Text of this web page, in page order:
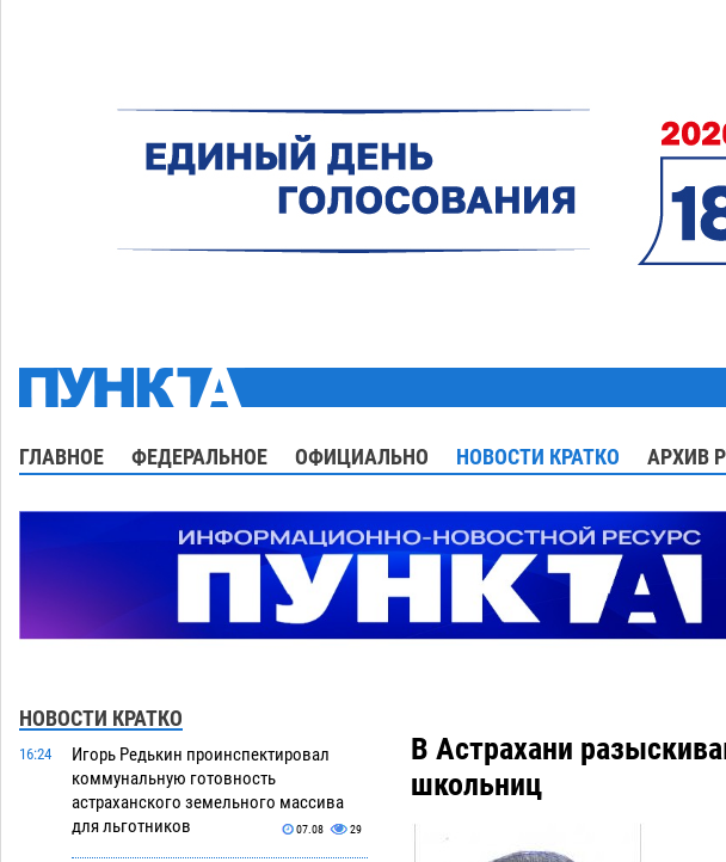
ГЛАВНОЕ ФЕДЕРАЛЬНОЕ ОФИЦИАЛЬНО НОВОСТИ КРАТКО АРХИВ
НОВОСТИ КРАТКО
16:24
Игорь Редькин проинспектировал
коммунальную готовность
астраханского земельного массива
для льготников
07.08 29
В Астрахани
школьниц